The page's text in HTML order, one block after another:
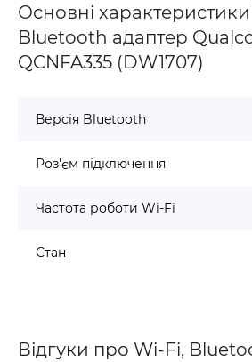
Основні
Bluetooth адаптер
QCNFA335 (DW1707)
Версія Bluetooth
Роз'єм підключення
Частота роботи Wi-Fi
Стан
Відгуки про Wi-Fi,